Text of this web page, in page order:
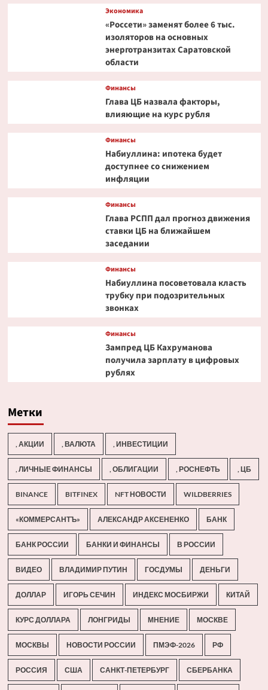
Экономика
«Россети» заменят более 6 тыс.
изоляторов на основных
энерготранзитах Саратовской
области
Финансы
Глава ЦБ назвала факторы,
влияющие на курс рубля
Финансы
Набиуллина: ипотека будет
доступнее со снижением
инфляции
Финансы
Глава РСПП дал прогноз движения
ставки ЦБ на ближайшем
заседании
Финансы
Набиуллина посоветовала класть
трубку при подозрительных
звонках
Финансы
Зампред ЦБ Кахруманова
получила зарплату в цифровых
рублях
Метки
, АКЦИИ , ВАЛЮТА , ИНВЕСТИЦИИ
, ЛИЧНЫЕ ФИНАНСЫ , ОБЛИГАЦИИ , РОСНЕФТЬ , ЦБ
BINANCE BITFINEX NFT НОВОСТИ WILDBERRIES
«КОММЕРСАНТЪ» АЛЕКСАНДР АКСЕНЕНКО БАНК
БАНК РОССИИ БАНКИ И ФИНАНСЫ В РОССИИ
ВИДЕО ВЛАДИМИР ПУТИН ГОСДУМЫ ДЕНЬГИ
ДОЛЛАР ИГОРЬ СЕЧИН ИНДЕКС МОСБИРЖИ КИТАЙ
КУРС ДОЛЛАРА ЛОНГРИДЫ МНЕНИЕ МОСКВЕ
МОСКВЫ НОВОСТИ РОССИИ ПМЭФ-2026 РФ
РОССИЯ США САНКТ-ПЕТЕРБУРГ СБЕРБАНКА